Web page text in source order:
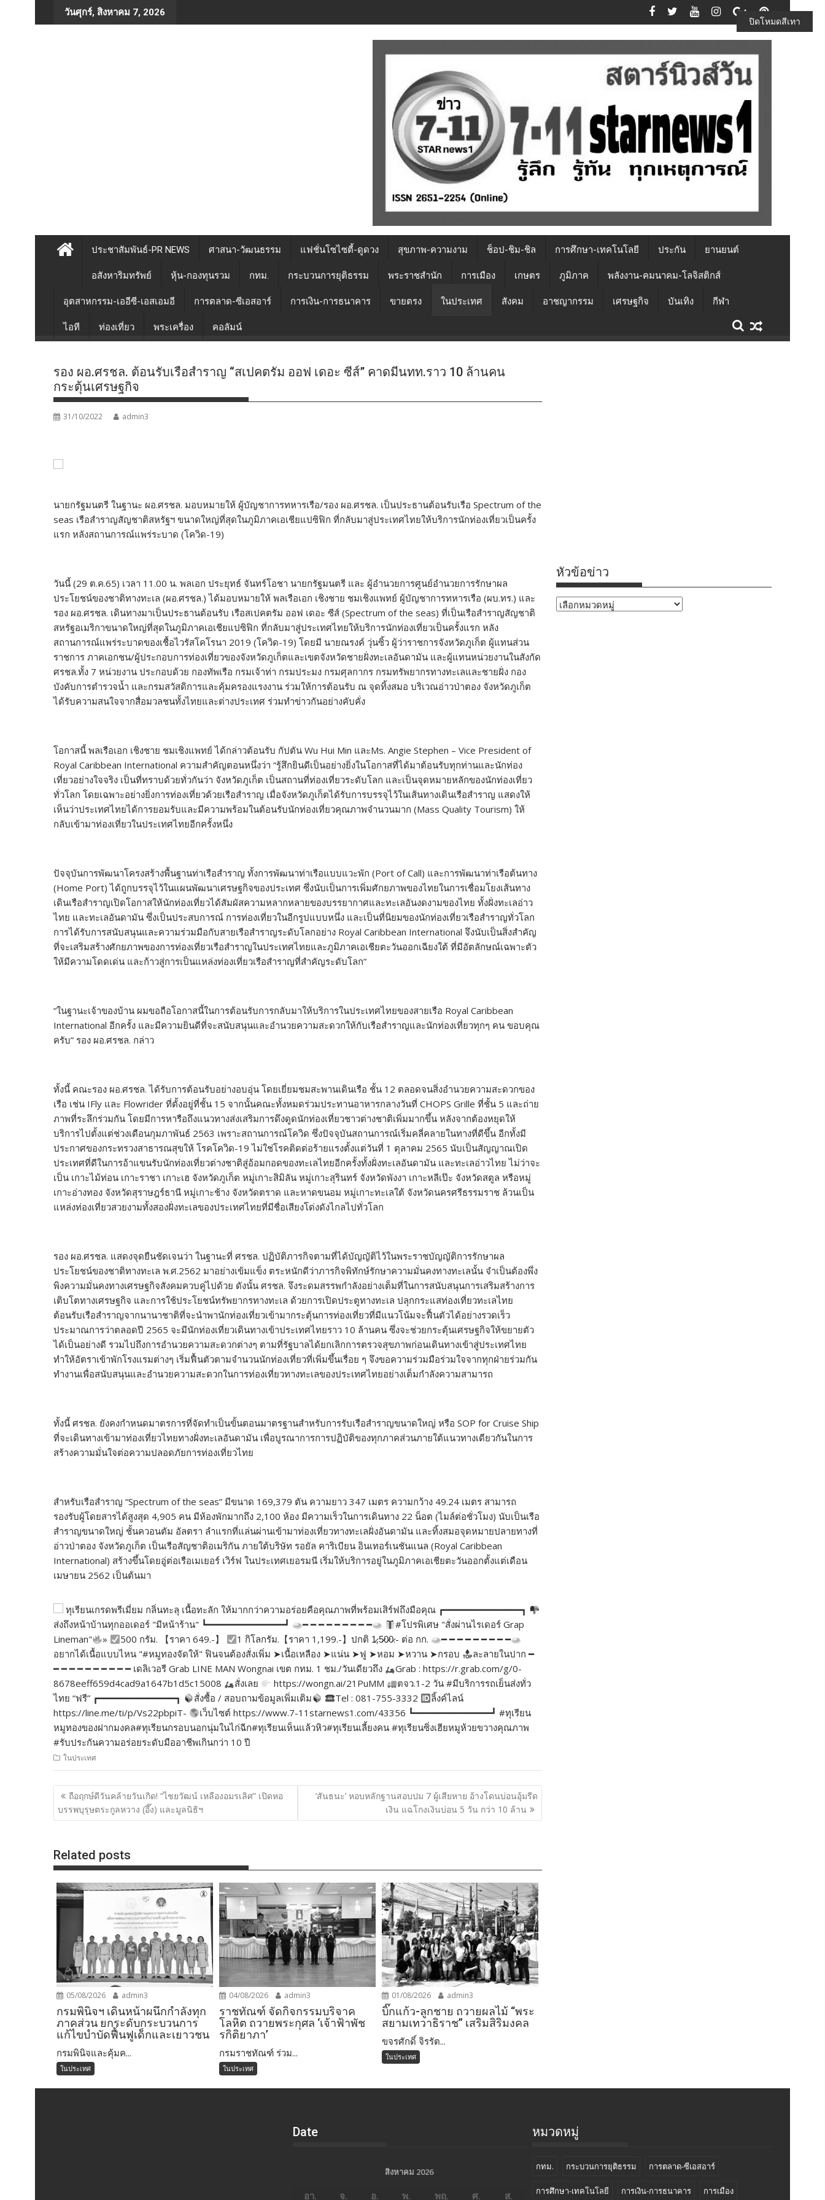
to
วันศุกร์, สิงหาคม 7, 2026
ประชาสัมพันธ์-PR NEWS ศาสนา-วัฒนธรรม แฟชั่นโซไซตี้-ดูดวง สุขภาพ-ความงาม ช็อป-ชิม-ชิล การศึกษา-เทคโนโลยี ประกัน ยานยนต์
อสังหาริมทรัพย์ หุ้น-กองทุนรวม กทม. กระบวนการยุติธรรม พระราชสำนัก การเมือง เกษตร ภูมิภาค พลังงาน-คมนาคม-โลจิสติกส์
อุตสาหกรรม-เออีซี-เอสเอมอี การตลาด-ซีเอสอาร์ การเงิน-การธนาคาร ขายตรง ในประเทศ สังคม อาชญากรรม เศรษฐกิจ บันเทิง กีฬา
ไอที ท่องเที่ยว พระเครื่อง คอลัมน์
รอง ผอ.ศรชล. ต้อนรับเรือสำราญ “สเปคตรัม ออฟ เดอะ ซีส์” คาดมีนทท.ราว 10 ล้านคน
กระตุ้นเศรษฐกิจ
31/10/2022 admin3
นายกรัฐมนตรี ในฐานะ ผอ.ศรชล. มอบหมายให้ ผู้บัญชาการทหารเรือ/รอง ผอ.ศรชล. เป็นประธานต้อนรับเรือ Spectrum of the
seas เรือสำราญสัญชาติสหรัฐฯ ขนาดใหญ่ที่สุดในภูมิภาคเอเชียแปซิฟิก ที่กลับมาสู่ประเทศไทยให้บริการนักท่องเที่ยวเป็นครั้ง
แรก หลังสถานการณ์แพร่ระบาด (โควิด-19)
วันนี้ (29 ต.ค.65) เวลา 11.00 น. พลเอก ประยุทธ์ จันทร์โอชา นายกรัฐมนตรี และ ผู้อำนวยการศูนย์อำนวยการรักษาผล
ประโยชน์ของชาติทางทะเล (ผอ.ศรชล.) ได้มอบหมายให้ พลเรือเอก เชิงชาย ชมเชิงแพทย์ ผู้บัญชาการทหารเรือ (ผบ.ทร.) และ
รอง ผอ.ศรชล. เดินทางมาเป็นประธานต้อนรับ เรือสเปคตรัม ออฟ เดอะ ซีส์ (Spectrum of the seas) ที่เป็นเรือสำราญสัญชาติ
สหรัฐอเมริกาขนาดใหญ่ที่สุดในภูมิภาคเอเชียแปซิฟิก ที่กลับมาสู่ประเทศไทยให้บริการนักท่องเที่ยวเป็นครั้งแรก หลัง
สถานการณ์แพร่ระบาดของเชื้อไวรัสโคโรนา 2019 (โควิด-19) โดยมี นายณรงค์ วุ่นซิ้ว ผู้ว่าราชการจังหวัดภูเก็ต ผู้แทนส่วน
ราชการ ภาคเอกชน/ผู้ประกอบการท่องเที่ยวของจังหวัดภูเก็ตและเขตจังหวัดชายฝั่งทะเลอันดามัน และผู้แทนหน่วยงานในสังกัด
ศรชล.ทั้ง 7 หน่วยงาน ประกอบด้วย กองทัพเรือ กรมเจ้าท่า กรมประมง กรมศุลกากร กรมทรัพยากรทางทะเลและชายฝั่ง กอง
บังคับการตำรวจน้ำ และกรมสวัสดิการและคุ้มครองแรงงาน ร่วมให้การต้อนรับ ณ จุดทิ้งสมอ บริเวณอ่าวป่าตอง จังหวัดภูเก็ต
ได้รับความสนใจจากสื่อมวลชนทั้งไทยและต่างประเทศ ร่วมทำข่าวกันอย่างคับคั่ง
โอกาสนี้ พลเรือเอก เชิงชาย ชมเชิงแพทย์ ได้กล่าวต้อนรับ กัปตัน Wu Hui Min และMs. Angie Stephen – Vice President of
Royal Caribbean International ความสำคัญตอนหนึ่งว่า “รู้สึกยินดีเป็นอย่างยิ่งในโอกาสที่ได้มาต้อนรับทุกท่านและนักท่อง
เที่ยวอย่างใจจริง เป็นที่ทราบด้วยทั่วกันว่า จังหวัดภูเก็ต เป็นสถานที่ท่องเที่ยวระดับโลก และเป็นจุดหมายหลักของนักท่องเที่ยว
ทั่วโลก โดยเฉพาะอย่างยิ่งการท่องเที่ยวด้วยเรือสำราญ เมื่อจังหวัดภูเก็ตได้รับการบรรจุไว้ในเส้นทางเดินเรือสำราญ แสดงให้
เห็นว่าประเทศไทยได้การยอมรับและมีความพร้อมในต้อนรับนักท่องเที่ยวคุณภาพจำนวนมาก (Mass Quality Tourism) ให้
กลับเข้ามาท่องเที่ยวในประเทศไทยอีกครั้งหนึ่ง
ปัจจุบันการพัฒนาโครงสร้างพื้นฐานท่าเรือสำราญ ทั้งการพัฒนาท่าเรือแบบแวะพัก (Port of Call) และการพัฒนาท่าเรือต้นทาง
(Home Port) ได้ถูกบรรจุไว้ในแผนพัฒนาเศรษฐกิจของประเทศ ซึ่งนับเป็นการเพิ่มศักยภาพของไทยในการเชื่อมโยงเส้นทาง
เดินเรือสำราญเปิดโอกาสให้นักท่องเที่ยวได้สัมผัสความหลากหลายของบรรยากาศและทะเลอันงดงามของไทย ทั้งฝั่งทะเลอ่าว
ไทย และทะเลอันดามัน ซึ่งเป็นประสบการณ์ การท่องเที่ยวในอีกรูปแบบหนึ่ง และเป็นที่นิยมของนักท่องเที่ยวเรือสำราญทั่วโลก
การได้รับการสนับสนุนและความร่วมมือกับสายเรือสำราญระดับโลกอย่าง Royal Caribbean International จึงนับเป็นสิ่งสำคัญ
ที่จะเสริมสร้างศักยภาพของการท่องเที่ยวเรือสำราญในประเทศไทยและภูมิภาคเอเชียตะวันออกเฉียงใต้ ที่มีอัตลักษณ์เฉพาะตัว
ให้มีความโดดเด่น และก้าวสู่การเป็นแหล่งท่องเที่ยวเรือสำราญที่สำคัญระดับโลก”
“ในฐานะเจ้าของบ้าน ผมขอถือโอกาสนี้ในการต้อนรับการกลับมาให้บริการในประเทศไทยของสายเรือ Royal Caribbean
International อีกครั้ง และมีความยินดีที่จะสนับสนุนและอำนวยความสะดวกให้กับเรือสำราญและนักท่องเที่ยวทุกๆ คน ขอบคุณ
ครับ” รอง ผอ.ศรชล. กล่าว
ทั้งนี้ คณะรอง ผอ.ศรชล. ได้รับการต้อนรับอย่างอบอุ่น โดยเยี่ยมชมสะพานเดินเรือ ชั้น 12 ตลอดจนสิ่งอำนวยความสะดวกของ
เรือ เช่น IFly และ Flowrider ที่ตั้งอยู่ที่ชั้น 15 จากนั้นคณะทั้งหมดร่วมประทานอาหารกลางวันที่ CHOPS Grille ที่ชั้น 5 และถ่าย
ภาพที่ระลึกร่วมกัน โดยมีการหารือถึงแนวทางส่งเสริมการดึงดูดนักท่องเที่ยวชาวต่างชาติเพิ่มมากขึ้น หลังจากต้องหยุดให้
บริการไปตั้งแต่ช่วงเดือนกุมภาพันธ์ 2563 เพราะสถานการณ์โควิด ซึ่งปัจจุบันสถานการณ์เริ่มคลี่คลายในทางที่ดีขึ้น อีกทั้งมี
ประกาศของกระทรวงสาธารณสุขให้ โรคโควิด-19 ไม่ใช่โรคติดต่อร้ายแรงตั้งแต่วันที่ 1 ตุลาคม 2565 นับเป็นสัญญาณเปิด
ประเทศที่ดีในการอ้าแขนรับนักท่องเที่ยวต่างชาติสู่อ้อมกอดของทะเลไทยอีกครั้งทั้งฝั่งทะเลอันดามัน และทะเลอ่าวไทย ไม่ว่าจะ
เป็น เกาะไม้ท่อน เกาะราชา เกาะเฮ จังหวัดภูเก็ต หมู่เกาะสิมิลัน หมู่เกาะสุรินทร์ จังหวัดพังงา เกาะหลีเป๊ะ จังหวัดสตูล หรือหมู่
เกาะอ่างทอง จังหวัดสุราษฎร์ธานี หมู่เกาะช้าง จังหวัดตราด และหาดขนอม หมู่เกาะทะเลใต้ จังหวัดนครศรีธรรมราช ล้วนเป็น
แหล่งท่องเที่ยวสวยงามทั้งสองฝั่งทะเลของประเทศไทยที่มีชื่อเสียงโด่งดังไกลไปทั่วโลก
รอง ผอ.ศรชล. แสดงจุดยืนชัดเจนว่า ในฐานะที่ ศรชล. ปฏิบัติภารกิจตามที่ได้บัญญัติไว้ในพระราชบัญญัติการรักษาผล
ประโยชน์ของชาติทางทะเล พ.ศ.2562 มาอย่างเข้มแข็ง ตระหนักดีว่าภารกิจพิทักษ์รักษาความมั่นคงทางทะเลนั้น จำเป็นต้องพึ่ง
พิงความมั่นคงทางเศรษฐกิจสังคมควบคู่ไปด้วย ดังนั้น ศรชล. จึงระดมสรรพกำลังอย่างเต็มที่ในการสนับสนุนการเสริมสร้างการ
เติบโตทางเศรษฐกิจ และการใช้ประโยชน์ทรัพยากรทางทะเล ด้วยการเปิดประตูทางทะเล ปลุกกระแสท่องเที่ยวทะเลไทย
ต้อนรับเรือสำราญจากนานาชาติที่จะนำพานักท่องเที่ยวเข้ามากระตุ้นการท่องเที่ยวที่มีแนวโน้มจะฟื้นตัวได้อย่างรวดเร็ว
ประมาณการว่าตลอดปี 2565 จะมีนักท่องเที่ยวเดินทางเข้าประเทศไทยราว 10 ล้านคน ซึ่งจะช่วยกระตุ้นเศรษฐกิจให้ขยายตัว
ได้เป็นอย่างดี รวมไปถึงการอำนวยความสะดวกต่างๆ ตามที่รัฐบาลได้ยกเลิกการตรวจสุขภาพก่อนเดินทางเข้าสู่ประเทศไทย
ทำให้อัตราเข้าพักโรงแรมต่างๆ เริ่มฟื้นตัวตามจำนวนนักท่องเที่ยวที่เพิ่มขึ้นเรื่อย ๆ จึงขอความร่วมมือร่วมใจจากทุกฝ่ายร่วมกัน
ทำงานเพื่อสนับสนุนและอำนวยความสะดวกในการท่องเที่ยวทางทะเลของประเทศไทยอย่างเต็มกำลังความสามารถ
ทั้งนี้ ศรชล. ยังคงกำหนดมาตรการที่จัดทำเป็นขั้นตอนมาตรฐานสำหรับการรับเรือสำราญขนาดใหญ่ หรือ SOP for Cruise Ship
ที่จะเดินทางเข้ามาท่องเที่ยวไทยทางฝั่งทะเลอันดามัน เพื่อบูรณาการการปฏิบัติของทุกภาคส่วนภายใต้แนวทางเดียวกันในการ
สร้างความมั่นใจต่อความปลอดภัยการท่องเที่ยวไทย
สำหรับเรือสำราญ “Spectrum of the seas” มีขนาด 169,379 ตัน ความยาว 347 เมตร ความกว้าง 49.24 เมตร สามารถ
รองรับผู้โดยสารได้สูงสุด 4,905 คน มีห้องพักมากถึง 2,100 ห้อง มีความเร็วในการเดินทาง 22 น็อต (ไมล์ต่อชั่วโมง) นับเป็นเรือ
สำราญขนาดใหญ่ ชั้นควอนตัม อัลตรา ลำแรกที่แล่นผ่านเข้ามาท่องเที่ยวทางทะเลฝั่งอันดามัน และทิ้งสมอจุดหมายปลายทางที่
อ่าวป่าตอง จังหวัดภูเก็ต เป็นเรือสัญชาติอเมริกัน ภายใต้บริษัท รอยัล คาริเบียน อินเทอร์เนชันแนล (Royal Caribbean
International) สร้างขึ้นโดยอู่ต่อเรือเมเยอร์ เวิร์ฟ ในประเทศเยอรมนี เริ่มให้บริการอยู่ในภูมิภาคเอเชียตะวันออกตั้งแต่เดือน
เมษายน 2562 เป็นต้นมา
ทุเรียนเกรดพรีเมี่ยม กลิ่นทะลุ เนื้อทะลัก ให้มากกว่าความอร่อยคือคุณภาพที่พร้อมเสิร์ฟถึงมือคุณ ┏━━━━━━━━━━━━━━┓
ส่งถึงหน้าบ้านทุกออเดอร์ "มีหน้าร้าน" ┗━━━━━━━━━━━━━━┛
━ ━ ━ ━ ━ ━ ━ ━ ━
#โปรพิเศษ "สั่งผ่านไรเดอร์ Grap
Lineman"
» 500 กรัม. 【ราคา 649.-】 1 กิโลกรัม.【ราคา 1,199.-】ปกติ 1̷,5̷0̷0̷.- ต่อ กก.
━ ━ ━ ━ ━ ━ ━ ━ ━
อยากได้เนื้อแบบไหน "#หมูทองจัดให้" ฟินจนต้องสั่งเพิ่ม ➤เนื้อเหลือง ➤แน่น ➤ฟู ➤หอม ➤หวาน ➤กรอบ
ละลายในปาก ━
━ ━ ━ ━ ━ ━ ━ ━ ━ ━ เดลิเวอรี Grab LINE MAN Wongnai เขต กทม. 1 ชม./วันเดียวถึง
Grab : https://r.grab.com/g/0-
8678eeff659d4cad9a1647b1d5c15008
สั่งเลย https://wongn.ai/21PuMM
ตจว.1-2 วัน #มีบริการรถเย็นส่งทั่ว
ไทย “ฟรี” ┏━━━━━━━━━━━━━━┓
สั่งซื้อ / สอบถามข้อมูลเพิ่มเติม Tel : 081-755-3332
ลิ้งค์ไลน์
https://line.me/ti/p/Vs22pbpiT-
เว็บไซต์ https://www.7-11starnews1.com/43356 ┗━━━━━━━━━━━━━━┛ #ทุเรียน
หมูทองของฝากมงคล#ทุเรียนกรอบนอกนุ่มในไก่ฉีก#ทุเรียนเห็นแล้วหิว#ทุเรียนเลี้ยงคน #ทุเรียนซิ่งเฮียหมูห้วยขวางคุณภาพ
#รับประกันความอร่อยระดับมืออาชีพเกินกว่า 10 ปี
ในประเทศ
แนะแนว
เรื่อง
ถือฤกษ์ดีวันคล้ายวันเกิด! “ไชยวัฒน์ เหลืองอมรเลิศ” เปิดหอ
บรรพบุรุษตระกูลหวาง (อึ๊ง) และมูลนิธิฯ
‘สันธนะ’ หอบหลักฐานสอบปม 7 ผู้เสียหาย อ้างโดนบ่อนอุ้มรีด
เงิน แฉโกงเงินบ่อน 5 วัน กว่า 10 ล้าน
Related posts
05/08/2026 admin3
กรมพินิจฯ เดินหน้าผนึกกำลังทุก
ภาคส่วน ยกระดับกระบวนการ
แก้ไขบำบัดฟื้นฟูเด็กและเยาวชน
กรมพินิจและคุ้มค...
ในประเทศ
04/08/2026 admin3
ราชทัณฑ์ จัดกิจกรรมบริจาค
โลหิต ถวายพระกุศล ‘เจ้าฟ้าพัช
รกิติยาภา’
กรมราชทัณฑ์ ร่วม...
ในประเทศ
01/08/2026 admin3
บิ๊กแก้ว-ลูกชาย ถวายผลไม้ “พระ
สยามเทวาธิราช” เสริมสิริมงคล
ขจรศักดิ์ จิรรัต...
ในประเทศ
หัวข้อข่าว
หัวข้อ
Date
สิงหาคม 2026
อา. จ. อ. พ. พฤ. ศ. ส.
หมวดหมู่
กทม. กระบวนการยุติธรรม การตลาด-ซีเอสอาร์
การศึกษา-เทคโนโลยี การเงิน-การธนาคาร การเมือง
ปิดโหมดสีเทา